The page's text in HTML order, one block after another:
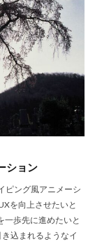
ション
ピング風アニメーシ
を向上させたいと
一歩先に進めたいと
込まれるようなイ